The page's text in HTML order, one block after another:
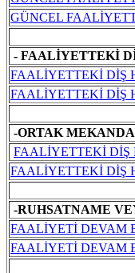
GÜNCEL
- FAALİYETTEKİ
FAALİYETTEKİ DİŞ
FAALİYETTEKİ DİŞ
-ORTAK
FAALİYETTEKİ DİŞ
FAALİYETTEKİ DİŞ
-RUHSATNAME
FAALİYETİ DEVAM
FAALİYETİ DEVAM